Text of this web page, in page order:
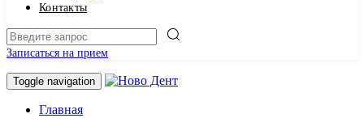
Контакты
Записаться на прием
Toggle navigation
Главная